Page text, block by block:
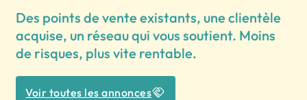
Des points de vente existants, une clientèle
acquise, un réseau qui vous soutient. Moins
de risques, plus vite rentable.
Voir toutes les annonces